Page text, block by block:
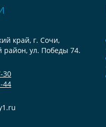
край, г. Сочи,
район, ул. Победы 74.
30
44